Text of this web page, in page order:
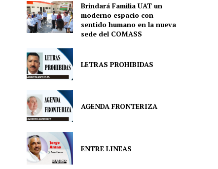
Brindará Familia UAT un
moderno espacio con
sentido humano en la nueva
sede del COMASS
LETRAS PROHIBIDAS
AGENDA FRONTERIZA
ENTRE LINEAS